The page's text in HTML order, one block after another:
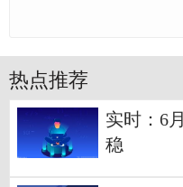
热点推荐
实时：6
稳